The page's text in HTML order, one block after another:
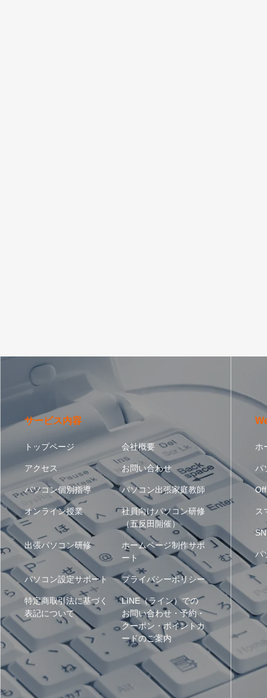
サービス内容
トップページ 会社概要
アクセス お問い合わせ
パソコン個別指導 パソコン出張家庭教師
オンライン授業
社員向けパソコン研修
（五反田開催）
出張パソコン研修
ホームページ制作サポ
ート
パソコン設定サポート プライバシーポリシー
特定商取引法に基づく
表記について
LINE（ライン）での
お問い合わせ・予約・
クーポン・ポイントカ
ードのご案内
ホ
パ
ス
パ